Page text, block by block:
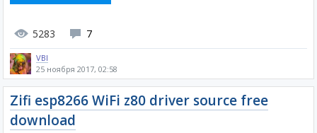
5283 7
VBI
25 ноября 2017, 02:58
Zifi esp8266 WiFi z80 driver source free
download